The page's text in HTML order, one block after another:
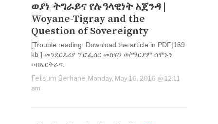
ወያነ-ትግራይና የሉዓላዊነት አጀንዳ |
Woyane-Tigray and the
Question of Sovereignty
[Trouble reading: Download the article in PDF|169
kb ] መንደርደሪያ ፕሮፌሰር መስፍን ወ/ማርያም ሰሞኑን
‹‹በኤርትራና.
Fetsum Berhane Monday, May 16, 2016 @ 12:11
am